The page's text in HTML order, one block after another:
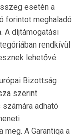
esetén a
forintot meghaladó
A díjtámogatási
rendkívül
lehetővé.
Bizottság
szerint
adható
A Garantiqa a